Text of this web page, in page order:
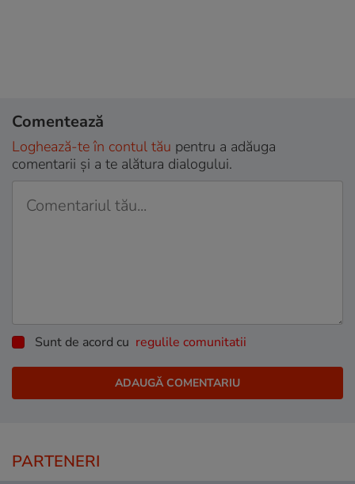
Comentează
Loghează-te în contul tău pentru a adăuga
comentarii și a te alătura dialogului.
Sunt de acord cu regulile comunitatii
PARTENERI